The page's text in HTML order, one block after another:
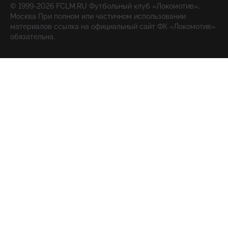
© 1999-2026 FCLM.RU Футбольный клуб «Локомотив»,
Москва При полном или частичном использовании
материалов ссылка на официальный сайт ФК «Локомотив»
обязательна.